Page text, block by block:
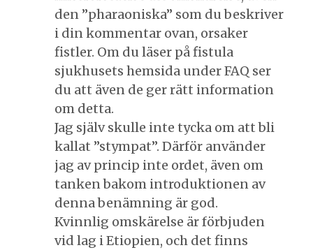
den ”pharaoniska” som du beskriver
i din kommentar ovan, orsaker
fistler. Om du läser på fistula
sjukhusets hemsida under FAQ ser
du att även de ger rätt information
om detta.
Jag själv skulle inte tycka om att bli
kallat ”stympat”. Därför använder
jag av princip inte ordet, även om
tanken bakom introduktionen av
denna benämning är god.
Kvinnlig omskärelse är förbjuden
vid lag i Etiopien, och det finns